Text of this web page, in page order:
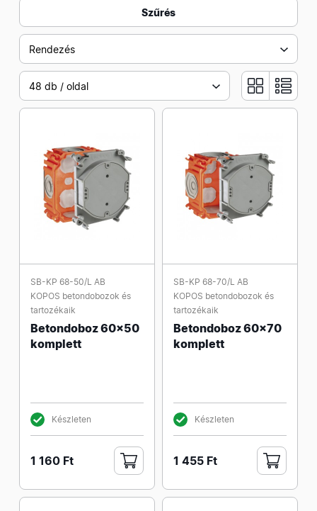
Szűrés
Rendezés
48 db / oldal
SB-KP 68-50/L AB
KOPOS betondobozok és
tartozékaik
Betondoboz 60x50
komplett
Készleten
1 160 Ft
SB-KP 68-70/L AB
KOPOS betondobozok és
tartozékaik
Betondoboz 60x70
komplett
Készleten
1 455 Ft